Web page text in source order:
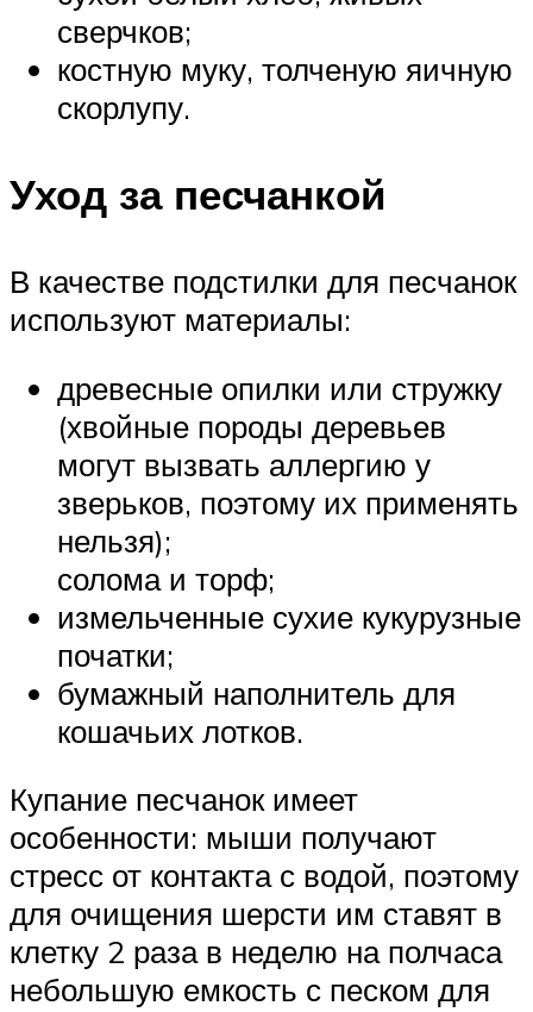
сверчков;
костную муку, толченую яичную
скорлупу.
Уход за песчанкой
В качестве подстилки для песчанок
используют материалы:
древесные опилки или стружку
(хвойные породы деревьев
могут вызвать аллергию у
зверьков, поэтому их применять
нельзя);
солома и торф;
измельченные сухие кукурузные
початки;
бумажный наполнитель для
кошачьих лотков.
Купание песчанок имеет
особенности: мыши получают
стресс от контакта с водой, поэтому
для очищения шерсти им ставят в
клетку 2 раза в неделю на полчаса
небольшую емкость с песком для